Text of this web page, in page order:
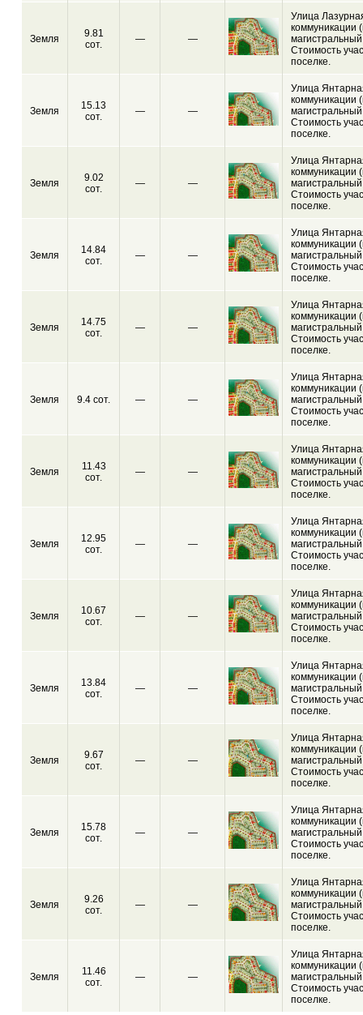
Земля
9.81
сот.
— —
Улица
коммуникации
магистральный
Стоимость
поселке.
Земля
15.13
сот.
— —
Улица
коммуникации
магистральный
Стоимость
поселке.
Земля
9.02
сот.
— —
Улица
коммуникации
магистральный
Стоимость
поселке.
Земля
14.84
сот.
— —
Улица
коммуникации
магистральный
Стоимость
поселке.
Земля
14.75
сот.
— —
Улица
коммуникации
магистральный
Стоимость
поселке.
Земля 9.4 сот. — —
Улица
коммуникации
магистральный
Стоимость
поселке.
Земля
11.43
сот.
— —
Улица
коммуникации
магистральный
Стоимость
поселке.
Земля
12.95
сот.
— —
Улица
коммуникации
магистральный
Стоимость
поселке.
Земля
10.67
сот.
— —
Улица
коммуникации
магистральный
Стоимость
поселке.
Земля
13.84
сот.
— —
Улица
коммуникации
магистральный
Стоимость
поселке.
Земля
9.67
сот.
— —
Улица
коммуникации
магистральный
Стоимость
поселке.
Земля
15.78
сот.
— —
Улица
коммуникации
магистральный
Стоимость
поселке.
Земля
9.26
сот.
— —
Улица
коммуникации
магистральный
Стоимость
поселке.
Земля
11.46
сот.
— —
Улица
коммуникации
магистральный
Стоимость
поселке.